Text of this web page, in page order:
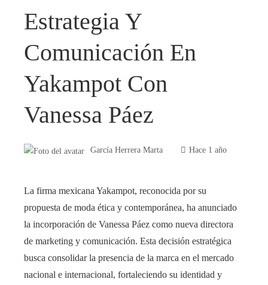
Estrategia Y
Comunicación En
Yakampot Con
Vanessa Páez
García Herrera Marta Hace 1 año
La firma mexicana Yakampot, reconocida por su
propuesta de moda ética y contemporánea, ha anunciado
la incorporación de Vanessa Páez como nueva directora
de marketing y comunicación. Esta decisión estratégica
busca consolidar la presencia de la marca en el mercado
nacional e internacional, fortaleciendo su identidad y